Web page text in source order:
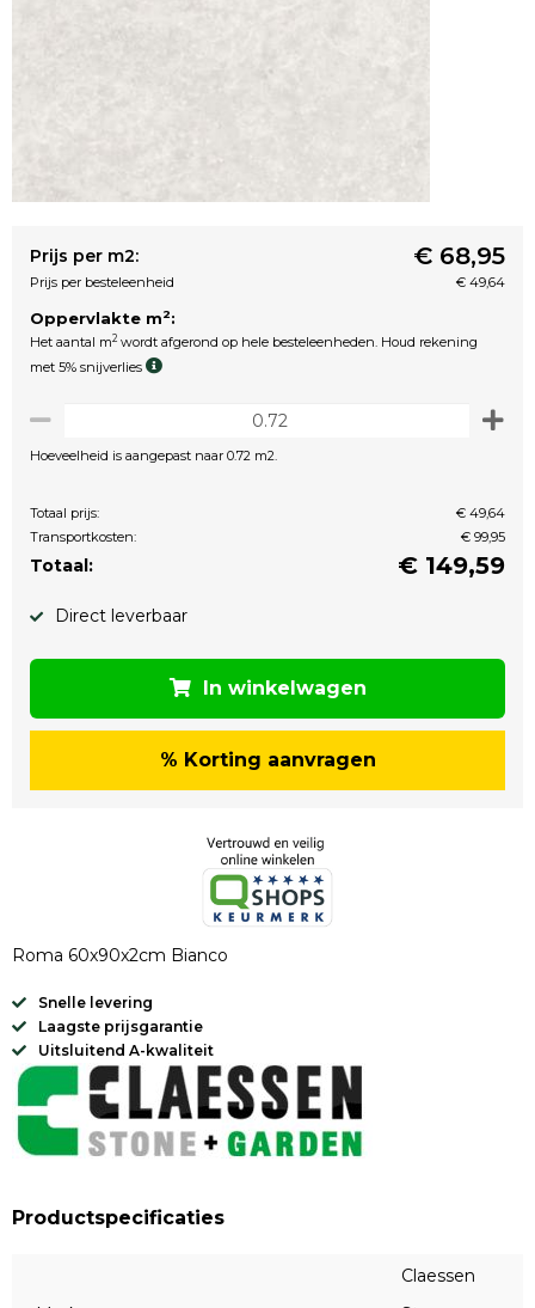
Prijs per m2: € 68,95
Prijs per besteleenheid € 49,64
Oppervlakte m2:
Het aantal m2 wordt afgerond op hele besteleenheden. Houd rekening
met 5% snijverlies
Hoeveelheid is aangepast naar 0.72 m2.
Totaal prijs:
€ 49,64
Transportkosten:
€ 99,95
Totaal: € 149,59
Direct leverbaar
In winkelwagen
% Korting aanvragen
Roma 60x90x2cm Bianco
Snelle levering
Laagste prijsgarantie
Uitsluitend A-kwaliteit
Productspecificaties
Claessen